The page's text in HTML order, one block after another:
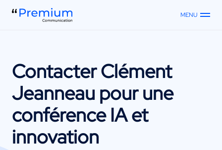
MENU
ContacterClément
Jeanneau pour une
conférence IA et
innovation